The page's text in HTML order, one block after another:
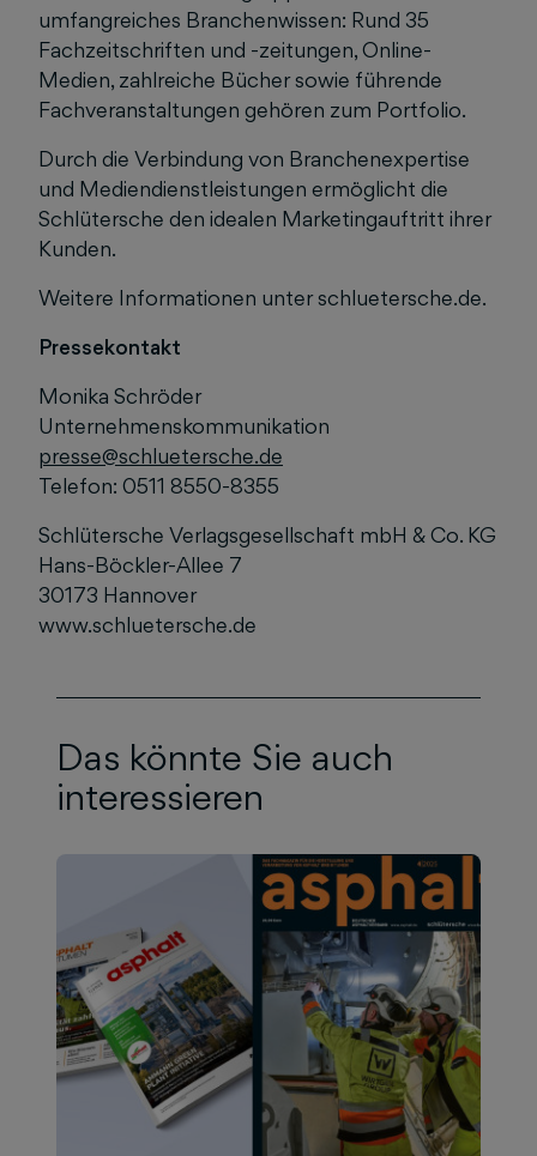
umfangreiches Branchenwissen: Rund 35
Fachzeitschriften und -zeitungen, Online-
Medien, zahlreiche Bücher sowie führende
Fachveranstaltungen gehören zum Portfolio.
Durch die Verbindung von Branchenexpertise
und Mediendienstleistungen ermöglicht die
Schlütersche den idealen Marketingauftritt ihrer
Kunden.
Weitere Informationen unter schluetersche.de.
Pressekontakt
Monika Schröder
Unternehmenskommunikation
presse@schluetersche.de
Telefon: 0511 8550-8355
Schlütersche Verlagsgesellschaft mbH & Co. KG
Hans-Böckler-Allee 7
30173 Hannover
www.schluetersche.de
Das könnte Sie auch
interessieren